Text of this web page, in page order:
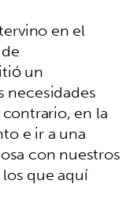
en el
un
necesidades
en la
e ir a una
con nuestros
que aquí